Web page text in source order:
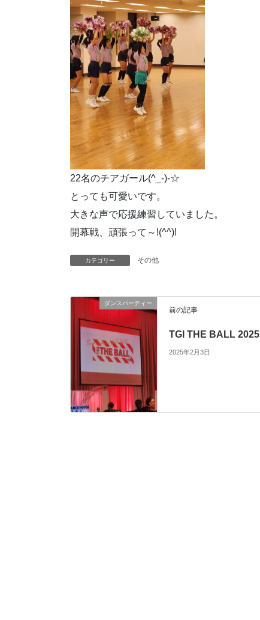
22名のチアガール(^_-)-☆
とっても可愛いです。
大きな声で応援練習していました。
開幕戦、頑張って～!(^^)!
カテゴリー その他
ダンスパーティー
前の記事
TGI THE BALL 2025
2025年2月3日